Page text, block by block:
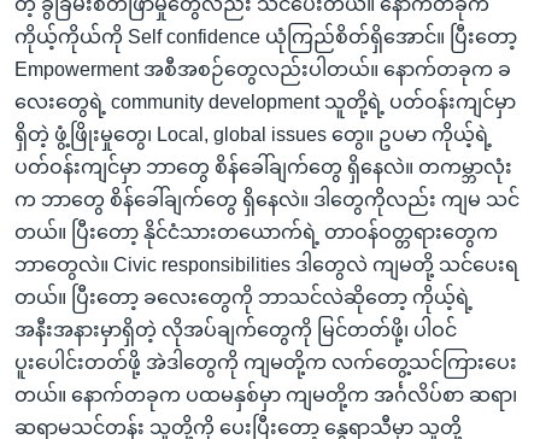
ကိုယ့်ကိုယ်ကို Self confidence ယုံကြည်စိတ်ရှိအောင်။ ပြီးတော့
Empowerment အစီအစဉ်တွေလည်းပါတယ်။ နောက်တခုက ခ
လေးတွေရဲ့ community development သူတို့ရဲ့ ပတ်ဝန်းကျင်မှာ
ရှိတဲ့ ဖွံ့ဖြိုးမှုတွေ၊ Local, global issues တွေ။ ဥပမာ ကိုယ့်ရဲ့
ပတ်ဝန်းကျင်မှာ ဘာတွေ စိန်ခေါ်ချက်တွေ ရှိနေလဲ။ တကမ္ဘာလုံး
က ဘာတွေ စိန်ခေါ်ချက်တွေ ရှိနေလဲ။ ဒါတွေကိုလည်း ကျမ သင်
တယ်။ ပြီးတော့ နိုင်ငံသားတယောက်ရဲ့ တာဝန်ဝတ္တရားတွေက
ဘာတွေလဲ။ Civic responsibilities ဒါတွေလဲ ကျမတို့ သင်ပေးရ
တယ်။ ပြီးတော့ ခလေးတွေကို ဘာသင်လဲဆိုတော့ ကိုယ့်ရဲ့
အနီးအနားမှာရှိတဲ့ လိုအပ်ချက်တွေကို မြင်တတ်ဖို့၊ ပါဝင်
ပူးပေါင်းတတ်ဖို့ အဲဒါတွေကို ကျမတို့က လက်တွေ့သင်ကြားပေး
တယ်။ နောက်တခုက ပထမနှစ်မှာ ကျမတို့က အင်္ဂလိပ်စာ ဆရာ၊
ဆရာမသင်တန်း သူတို့ကို ပေးပြီးတော့ နွေရာသီမှာ သူတို့